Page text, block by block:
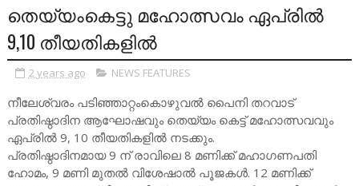
തെയ്യംകെട്ടു മഹോത്സവം ഏപ്രിൽ
9,10 തീയതികളിൽ
2 years ago NEWS FEATURES
നീലേശ്വരം പടിഞ്ഞാറ്റംകൊഴുവൽ പൈനി തറവാട്
പ്രതിഷ്ഠാദിന ആഘോഷവും തെയ്യം കെട്ട് മഹോത്സവവും
ഏപ്രിൽ 9, 10 തീയതികളിൽ നടക്കും.
പ്രതിഷ്ഠാദിനമായ 9 ന് രാവിലെ 8 മണിക്ക് മഹാഗണപതി
ഹോമം, 9 മണി മുതൽ വിശേഷാൽ പൂജകൾ. 12 മണിക്ക്